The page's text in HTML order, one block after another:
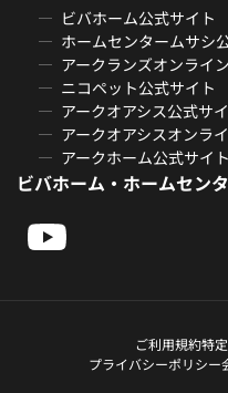
ビバホーム公式サイト
ホームセンタームサシ
アークランズオンライン
ニコペット公式サイト
アークオアシス公式サ
アークオアシスオンラ
アークホーム公式サイト
ビバホーム・ホームセン
ご利用規約特
プライバシーポリシー